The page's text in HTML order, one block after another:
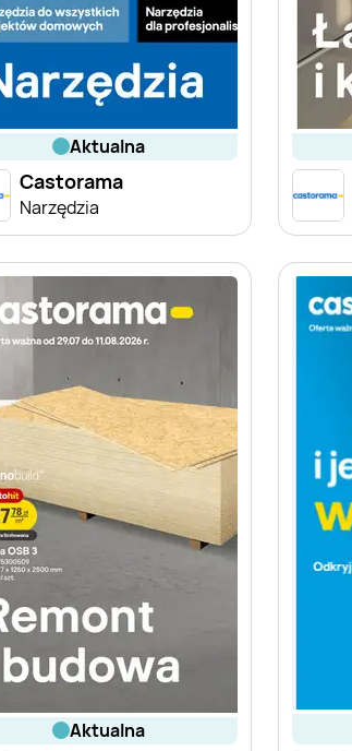
aktualna
Castorama
Narzędzia
aktualna